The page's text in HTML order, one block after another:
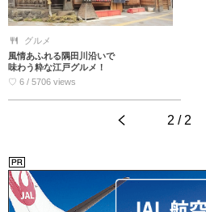
グルメ
風情あふれる隅田川沿いで
味わう粋な江戸グルメ！
♡ 6 / 5706 views
2 / 2